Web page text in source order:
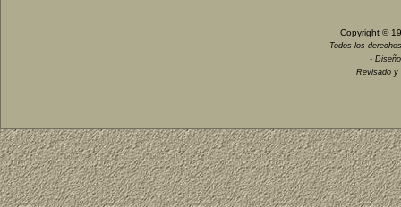
Copyright ©
Todos los
-
Revisado y